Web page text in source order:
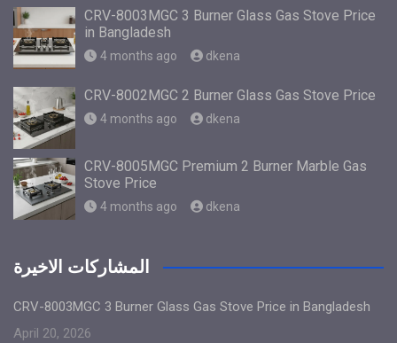
CRV-8003MGC 3 Burner Glass Gas Stove Price
in Bangladesh
4 months ago dkena
CRV-8002MGC 2 Burner Glass Gas Stove Price
4 months ago dkena
CRV-8005MGC Premium 2 Burner Marble Gas
Stove Price
4 months ago dkena
المشاركات الاخيرة
CRV-8003MGC 3 Burner Glass Gas Stove Price in Bangladesh
April 20, 2026